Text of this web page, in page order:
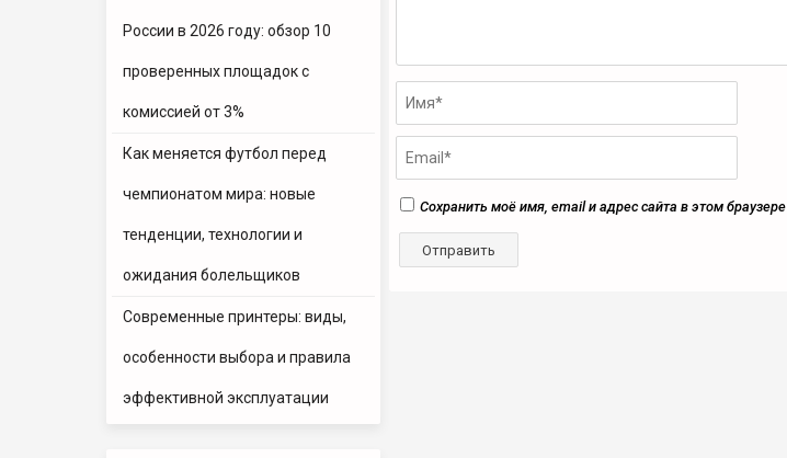
России в 2026 году: обзор 10
проверенных площадок с
комиссией от 3%
Как меняется футбол перед
чемпионатом мира: новые
тенденции, технологии и
ожидания болельщиков
Современные принтеры: виды,
особенности выбора и правила
эффективной эксплуатации
Сохранить моё имя, email и адрес сайта в этом